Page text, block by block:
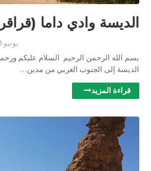
الديسة وادي داما
يونيو 23, 2025
بسم الله الرحمن الرحيم السلام عليكم
الديسة إلى الجنوب الغربي من مدين…
قراءة المزيد